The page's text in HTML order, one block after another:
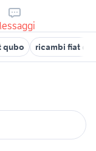
qubo ricambi fiat